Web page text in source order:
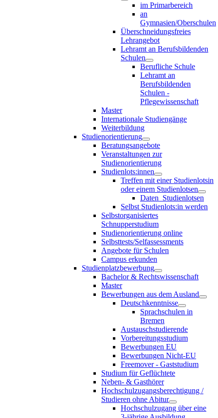
im Primarbereich
an
Gymnasien/Oberschulen
Überschneidungsfreies
Lehrangebot
Lehramt an Berufsbildenden
Schulen
Berufliche Schule
Lehramt an
Berufsbildenden
Schulen -
Pflegewissenschaft
Master
Internationale Studiengänge
Weiterbildung
Studienorientierung
Beratungsangebote
Veranstaltungen zur
Studienorientierung
Studienlots:innen
Treffen mit einer Studienlotsin
oder einem Studienlotsen
Daten_Studienlotsen
Selbst Studienlots:in werden
Selbstorganisiertes
Schnupperstudium
Studienorientierung online
Selbsttests/Selfassessments
Angebote für Schulen
Campus erkunden
Studienplatzbewerbung
Bachelor & Rechtswissenschaft
Master
Bewerbungen aus dem Ausland
Deutschkenntnisse
Sprachschulen in
Bremen
Austauschstudierende
Vorbereitungsstudium
Bewerbungen EU
Bewerbungen Nicht-EU
Freemover - Gaststudium
Studium für Geflüchtete
Neben- & Gasthörer
Hochschulzugangsberechtigung /
Studieren ohne Abitur
Hochschulzugang über eine